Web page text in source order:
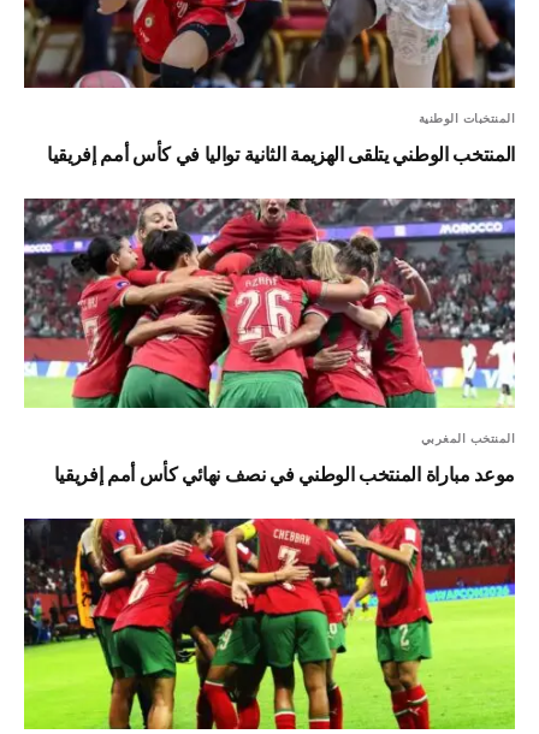
المنتخبات الوطنية
المنتخب الوطني يتلقى الهزيمة الثانية تواليا في كأس أمم إفريقيا
المنتخب المغربي
موعد مباراة المنتخب الوطني في نصف نهائي كأس أمم إفريقيا